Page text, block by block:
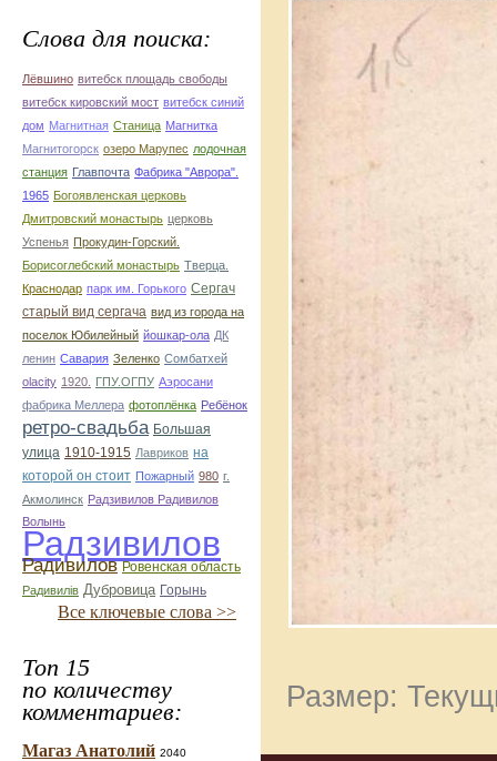
Слова для поиска:
Лёвшино витебск площадь свободы
витебск кировский мост витебск синий
дом Магнитная Станица Магнитка
Магнитогорск озеро Марупес лодочная
станция Главпочта Фабрика "Аврора".
1965 Богоявленская церковь
Дмитровский монастырь церковь
Успенья Прокудин-Горский.
Борисоглебский монастырь Тверца.
Краснодар парк им. Горького Сергач
старый вид сергача вид из города на
поселок Юбилейный йошкар-ола ДК
ленин Савария Зеленко Сомбатхей
olacity 1920. ГПУ.ОГПУ Аэросани
фабрика Меллера фотоплёнка Ребёнок
ретро-свадьба Большая
улица 1910-1915 Лавриков на
которой он стоит Пожарный 980 г.
Акмолинск Радзивилов Радивилов
Волынь
Радзивилов
Радивилов Ровенская область
Радивилiв Дубровица Горынь
Все ключевые слова >>
Топ 15
по количеству
комментариев:
Магаз Анатолий 2040
Размер: